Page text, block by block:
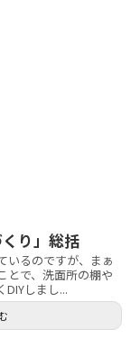
り」総括
いるのですが、まぁ
とで、洗面所の棚や
DIYしまし...